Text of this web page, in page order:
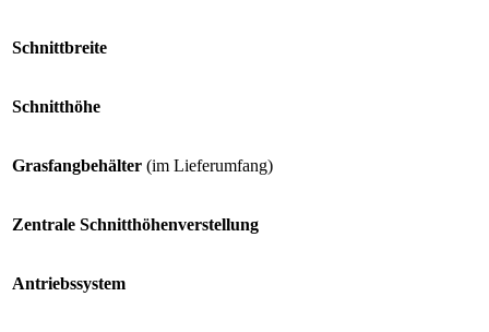
Schnittbreite
Schnitthöhe
Grasfangbehälter (im Lieferumfang)
Zentrale Schnitthöhenverstellung
Antriebssystem